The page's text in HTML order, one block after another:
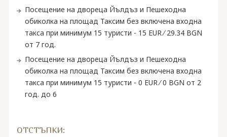
Посещение на двореца Йълдъз и Пешеходна
обиколка на площад Таксим без включена входна
такса при минимум 15 туристи - 15 EUR ∕ 29.34 BGN
от 7 год.
Посещение на двореца Йълдъз и Пешеходна
обиколка на площад Таксим без включена входна
такса при минимум 15 туристи - 0 EUR ∕ 0 BGN от 2
год. до 6
ОТСТЪПКИ: